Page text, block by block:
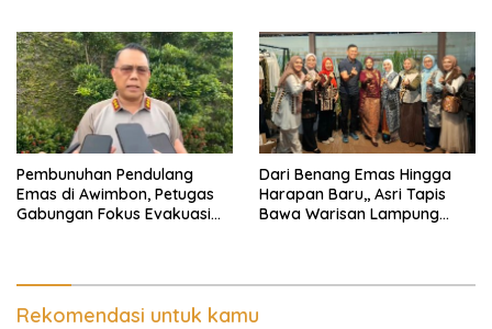
Pembunuhan Pendulang
Emas di Awimbon, Petugas
Gabungan Fokus Evakuasi
Dari Benang Emas Hingga
Harapan Baru,, Asri Tapis
Bawa Warisan Lampung
Rekomendasi untuk kamu